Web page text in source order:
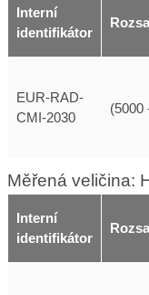
Interní
identifikátor
EUR-RAD-
CMI-2030
(5000
Měřená veličina:
Interní
identifikátor